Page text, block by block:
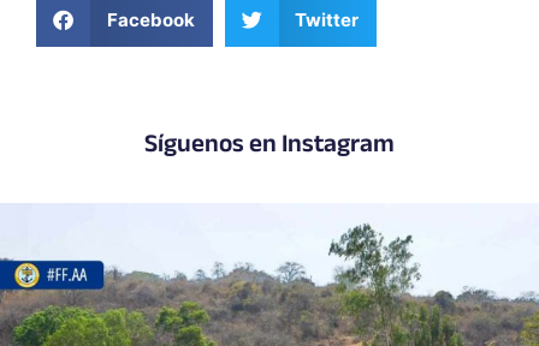
Facebook Twitter
Síguenos en Instagram